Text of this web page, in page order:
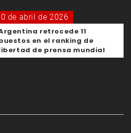
de abril de 2026
retrocede 11
en el ranking de
de prensa mundial